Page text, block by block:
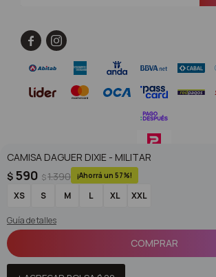
CAMISA DAGUER DIXIE - MILITAR
$ 590 $1.390 57
XS S M L XL XXL
Guía de talles
COMPRAR
 
© Copyright 2026 / Superoutlet / FORTER S.A Rut 213720560017